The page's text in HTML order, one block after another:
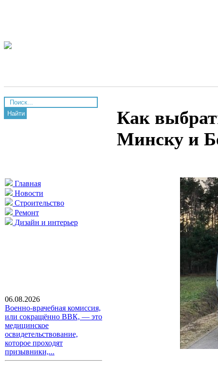
Найти
Главная
Новости
Строительство
Ремонт
Дизайн и интерьер
06.08.2026
Военно-врачебная комиссия,
или сокращённо ВВК, — это
медицинское
освидетельствование,
которое проходят
призывники,...
Как
Минску и